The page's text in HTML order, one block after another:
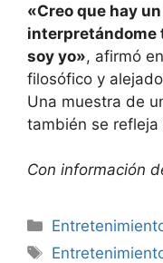
«Creo que hay
interpretándome
soy yo», afirmó
filosófico y
Una muestra de
también se refleja
Con información
Categorías
Etiquetas